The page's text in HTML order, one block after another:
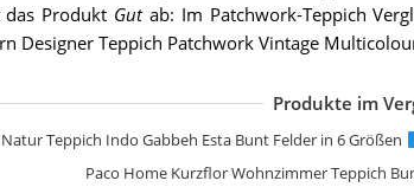
das Produkt Gutab: Im Patchwork-Teppich
Designer Teppich Patchwork Vintage
Produkte im
Teppich Indo Gabbeh Esta Bunt Felder in 6 Größen
Paco Home Kurzflor Wohnzimmer Teppich
Kelim